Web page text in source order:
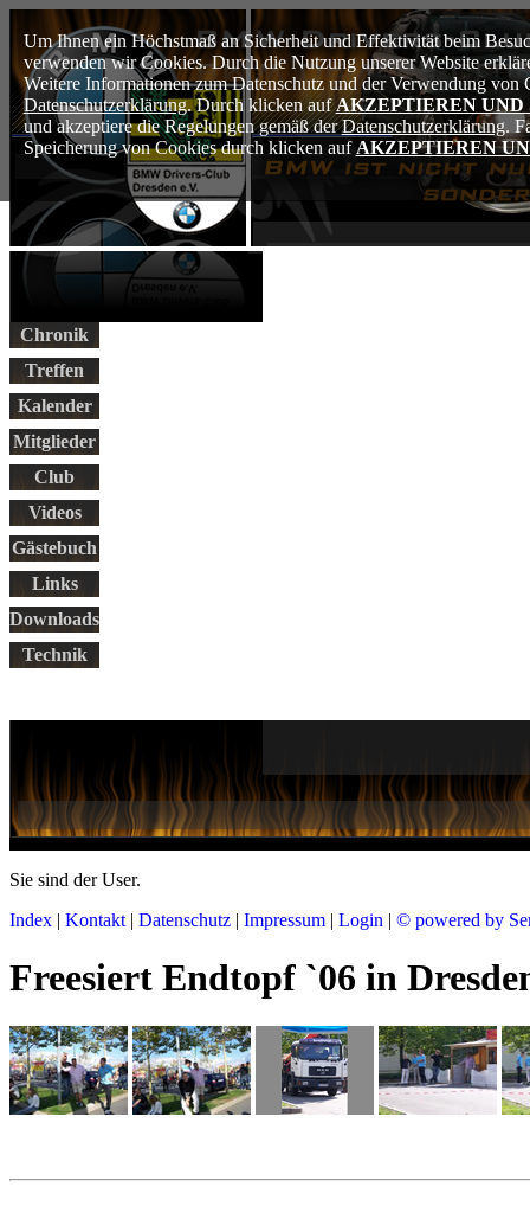
Um Ihnen ein Höchstmaß an Sicherheit und Effektivität beim
verwenden wir Cookies. Durch die Nutzung unserer Website
Weitere Informationen zum Datenschutz und der Verwendung von
Datenschutzerklärung. Durch klicken aufAKZEPTIEREN UND
und akzeptiere die Regelungen gemäß derDatenschutzerklärung.
Speicherung von Cookies durch klicken auf AKZEPTIEREN
Chronik
Treffen
Kalender
Mitglieder
Club
Videos
Gästebuch
Links
Downloads
Technik
Sie sind derUser.
Index | Kontakt | Datenschutz | Impressum | Login | © powered by
Freesiert Endtopf `06 in